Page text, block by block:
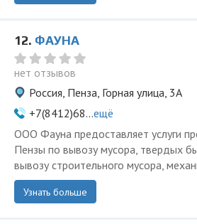
12. ФАУНА
нет отзывов
Россия, Пенза, Горная улица, 3А
+7(8412)68...ещё
ООО Фауна предоставляет услуги
Пензы по вывозу мусора, твердых
вывозу строительного мусора,
Узнать больше